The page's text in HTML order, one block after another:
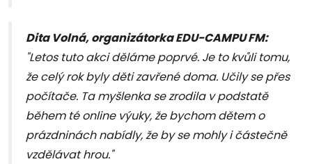
Dita Volná, organizátorka EDU-CAMPU FM:
"Letos tuto akci děláme poprvé. Je to kvůli tomu,
že celý rok byly děti zavřené doma. Učily se přes
počítače. Ta myšlenka se zrodila v podstatě
během té online výuky, že bychom dětem o
prázdninách nabídly, že by se mohly i částečně
vzdělávat hrou."